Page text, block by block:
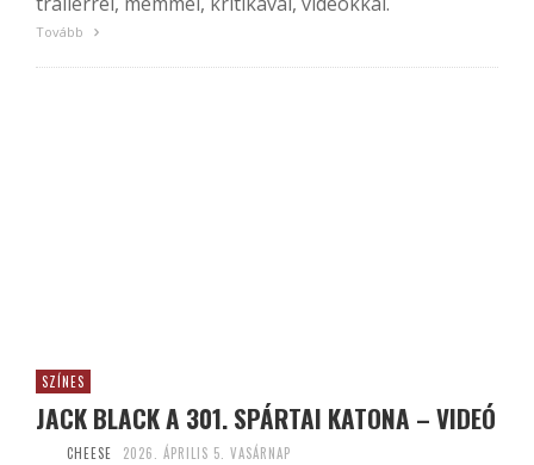
Tovább
SZÍNES
JACK BLACK A 301. SPÁRTAI KATONA – VIDEÓ
CHEESE 2026. ÁPRILIS 5. VASÁRNAP